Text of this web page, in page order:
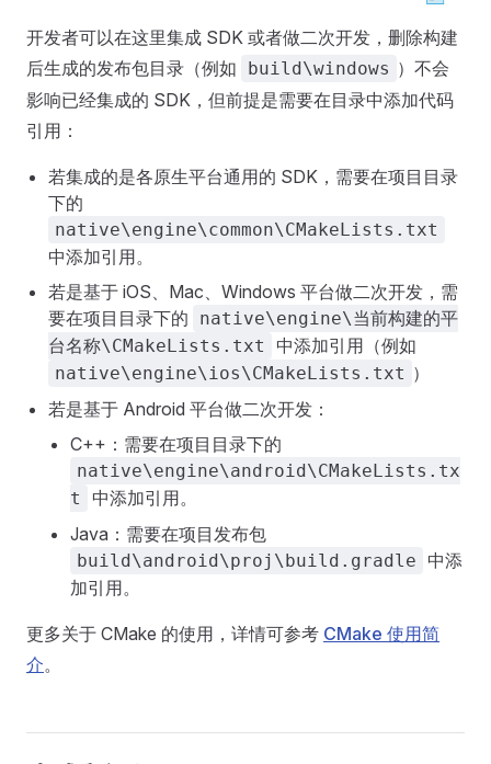
开发者可以在这里集成 SDK 或者做二次开发，删除构建
后生成的发布包目录（例如
build\windows ）不会
影响已经集成的 SDK，但前提是需要在目录中添加代码
引用：
若集成的是各原生平台通用的 SDK，需要在项目目录
下的
native\engine\common\CMakeLists.txt
中添加引用。
若是基于 iOS、Mac、Windows 平台做二次开发，需
要在项目目录下的
native\engine\当前构建的平
台名称\CMakeLists.txt
中添加引用（例如
native\engine\ios\CMakeLists.txt ）
若是基于 Android 平台做二次开发：
C++：需要在项目目录下的
native\engine\android\CMakeLists.tx
t
中添加引用。
Java：需要在项目发布包
build\android\proj\build.gradle
中添
加引用。
更多关于 CMake 的使用，详情可参考 CMake 使用简
介。